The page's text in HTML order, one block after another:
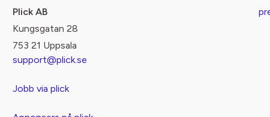
Plick AB
Kungsgatan 28
753 21 Uppsala
support@plick.se
Jobb via plick